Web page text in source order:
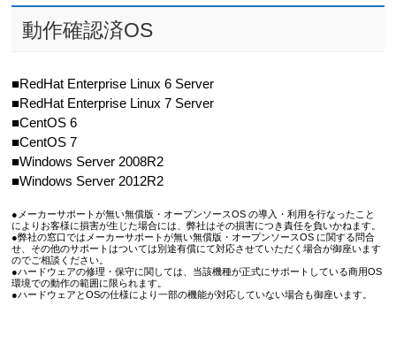
動作確認済OS
■RedHat Enterprise Linux 6 Server
■RedHat Enterprise Linux 7 Server
■CentOS 6
■CentOS 7
■Windows Server 2008R2
■Windows Server 2012R2
●メーカーサポートが無い無償版・オープンソースOS の導入・利用を行なったこと
によりお客様に損害が生じた場合には、弊社はその損害につき責任を負いかねます。
●弊社の窓口ではメーカーサポートが無い無償版・オープンソースOS に関する問合
せ、その他のサポートはついては別途有償にて対応させていただく場合が御座います
のでご相談ください。
●ハードウェアの修理・保守に関しては、当該機種が正式にサポートしている商用OS
環境での動作の範囲に限られます。
●ハードウェアとOSの仕様により一部の機能が対応していない場合も御座います。